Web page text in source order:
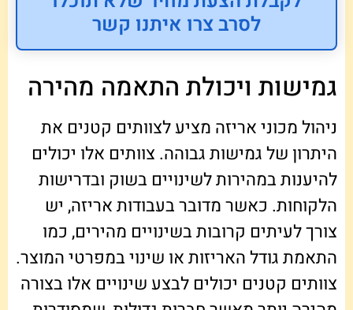
לסרב צרו איתנו קשר
גמישות ויכולת התאמה מהירה
ניהול מכוני אריזה מציע לצוותים קטנים את
היתרון של גמישות גבוהה. צוותים אלו יכולים
להיענות במהירות לשינויים בשוק ובדרישות
הלקוחות. כאשר מדובר בעבודות אריזה, יש
צורך לעיתים קרובות בשינויים מהירים, כמו
התאמת גודל האריזות או שינוי במפרטי המוצר.
צוותים קטנים יכולים לבצע שינויים אלו בצורה